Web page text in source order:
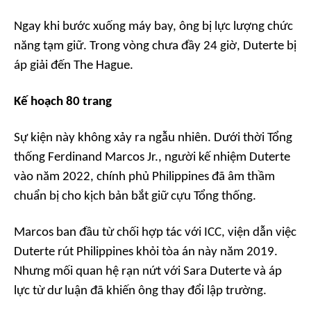
Ngay khi bước xuống máy bay, ông bị lực lượng chức
năng tạm giữ. Trong vòng chưa đầy 24 giờ, Duterte bị
áp giải đến The Hague.
Kế hoạch 80 trang
Sự kiện này không xảy ra ngẫu nhiên. Dưới thời Tổng
thống Ferdinand Marcos Jr., người kế nhiệm Duterte
vào năm 2022, chính phủ Philippines đã âm thầm
chuẩn bị cho kịch bản bắt giữ cựu Tổng thống.
Marcos ban đầu từ chối hợp tác với ICC, viện dẫn việc
Duterte rút Philippines khỏi tòa án này năm 2019.
Nhưng mối quan hệ rạn nứt với Sara Duterte và áp
lực từ dư luận đã khiến ông thay đổi lập trường.